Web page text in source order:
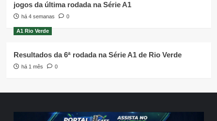
jogos da última rodada na Série A1
há 4 semanas 0
A1 Rio Verde
Resultados da 6ª rodada na Série A1 de Rio Verde
há 1 mês 0